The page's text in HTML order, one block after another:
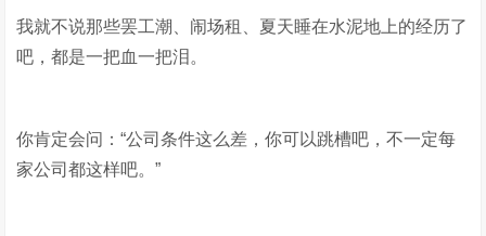
我就不说那些罢工潮、闹场租、夏天睡在水泥地上的经历了
吧，都是一把血一把泪。
你肯定会问：“公司条件这么差，你可以跳槽吧，不一定每
家公司都这样吧。”